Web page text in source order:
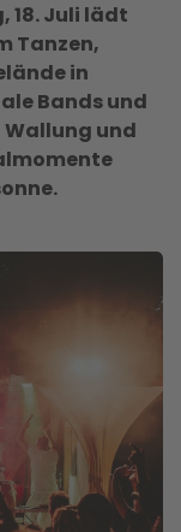
18. Juli lädt
Tanzen,
in
Bands und
Wallung und